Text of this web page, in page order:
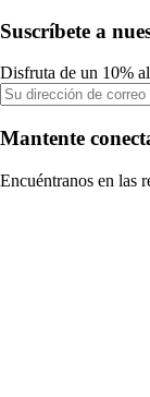
Suscríbete a
Disfruta de un 10%
Mantente
Encuéntranos en las